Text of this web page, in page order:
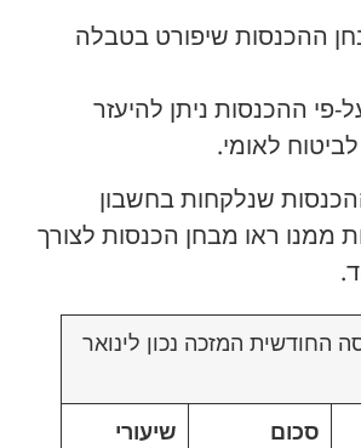
ההכנסות שיפורט בטבלה
פי ההכנסות ניתן להיעזר
לאומי.
שנלקחות בחשבון
ממנו ראו מבחן הכנסות לצורך
החודשית המזכה נכון לינואר
סכום
שיעורי